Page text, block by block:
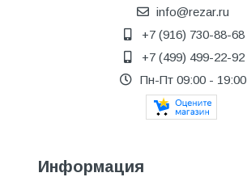
info@rezar.ru
+7 (916) 730-88-68
+7 (499) 499-22-92
Пн-Пт 09:00 - 19:00
Информация